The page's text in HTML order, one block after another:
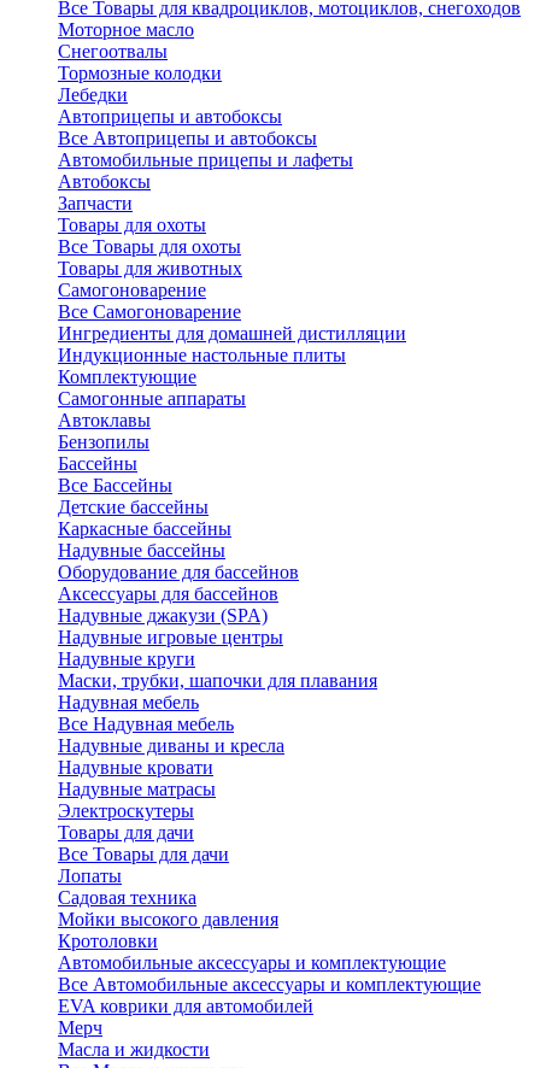
Все Товары для квадроциклов, мотоциклов, снегоходов
Моторное масло
Снегоотвалы
Тормозные колодки
Лебедки
Автоприцепы и автобоксы
Все Автоприцепы и автобоксы
Автомобильные прицепы и лафеты
Автобоксы
Запчасти
Товары для охоты
Все Товары для охоты
Товары для животных
Самогоноварение
Все Самогоноварение
Ингредиенты для домашней дистилляции
Индукционные настольные плиты
Комплектующие
Самогонные аппараты
Автоклавы
Бензопилы
Бассейны
Все Бассейны
Детские бассейны
Каркасные бассейны
Надувные бассейны
Оборудование для бассейнов
Аксессуары для бассейнов
Надувные джакузи (SPA)
Надувные игровые центры
Надувные круги
Маски, трубки, шапочки для плавания
Надувная мебель
Все Надувная мебель
Надувные диваны и кресла
Надувные кровати
Надувные матрасы
Электроскутеры
Товары для дачи
Все Товары для дачи
Лопаты
Садовая техника
Мойки высокого давления
Кротоловки
Автомобильные аксессуары и комплектующие
Все Автомобильные аксессуары и комплектующие
EVA коврики для автомобилей
Мерч
Масла и жидкости